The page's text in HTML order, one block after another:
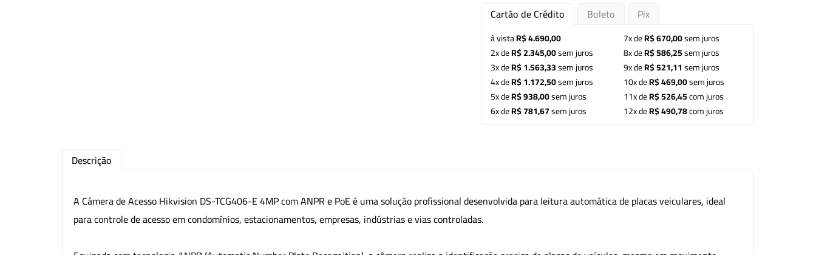
Cartão de Crédito Boleto Pix
à vistaR$ 4.690,00
2x deR$ 2.345,00sem juros
3x deR$ 1.563,33sem juros
4x deR$ 1.172,50sem juros
5x deR$ 938,00sem juros
6x deR$ 781,67sem juros
7x deR$ 670,00sem juros
8x deR$ 586,25sem juros
9x deR$ 521,11sem juros
10x deR$ 469,00sem juros
11x deR$ 526,45com juros
12x deR$ 490,78com juros
Descrição
A Câmera de Acesso Hikvision DS-TCG406-E 4MP com ANPR e PoE é uma solução profissional desenvolvida para leitura automática de placas veiculares, ideal
para controle de acesso em condomínios, estacionamentos, empresas, indústrias e vias controladas.